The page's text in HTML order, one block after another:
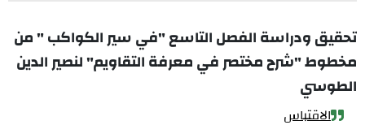
تحقيق ودراسة الفصل التاسع "في سير الكواكب " من
مخطوط "شرح مختصر في معرفة التقاويم" لنصير الدين
الطوسي
الاقتباس